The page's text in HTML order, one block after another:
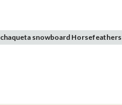
chaqueta snowboard Horsefeathers